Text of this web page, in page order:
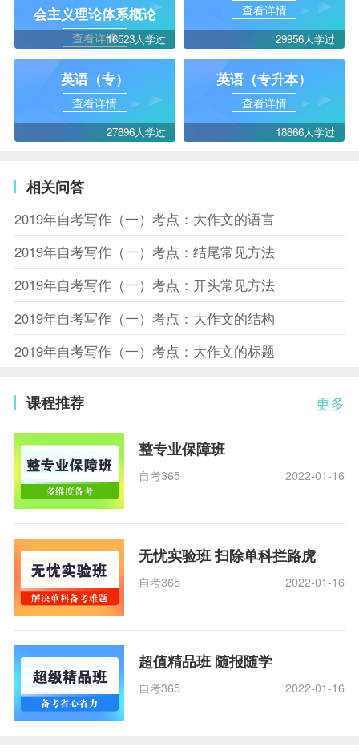
会主义理论体系概论
查看详情16523人学过
查看详情
29956人学过
英语（专）
查看详情
27896人学过
英语（专升本）
查看详情
18866人学过
相关问答
2019年自考写作（一）考点：大作文的语言
2019年自考写作（一）考点：结尾常见方法
2019年自考写作（一）考点：开头常见方法
2019年自考写作（一）考点：大作文的结构
2019年自考写作（一）考点：大作文的标题
更多
课程推荐
整专业保障班
自考365 2022-01-16
无忧实验班 扫除单科拦路虎
自考365 2022-01-16
超值精品班 随报随学
自考365 2022-01-16